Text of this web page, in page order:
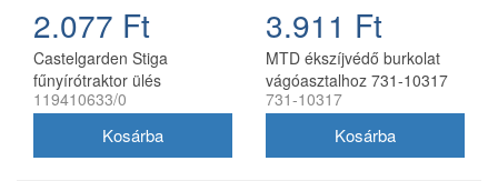
2.077 Ft
Castelgarden Stiga
fűnyírótraktor ülés
mikrokapcsoló 119410633/0
119410633/0
3.911 Ft
MTD ékszíjvédő burkolat
vágóasztalhoz 731-10317
731-10317